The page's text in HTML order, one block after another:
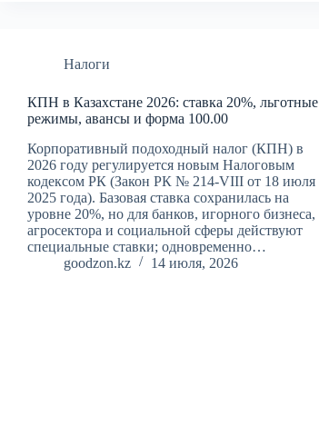
Налоги
КПН в Казахстане 2026: ставка 20%, льготные
режимы, авансы и форма 100.00
Корпоративный подоходный налог (КПН) в
2026 году регулируется новым Налоговым
кодексом РК (Закон РК № 214-VIII от 18 июля
2025 года). Базовая ставка сохранилась на
уровне 20%, но для банков, игорного бизнеса,
агросектора и социальной сферы действуют
специальные ставки; одновременно…
goodzon.kz
14 июля, 2026